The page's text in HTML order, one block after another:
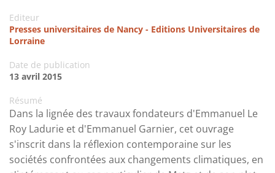
Editeur
Presses universitaires de Nancy - Editions Universitaires de
Lorraine
Date de publication
13 avril 2015
Résumé
Dans la lignée des travaux fondateurs d'Emmanuel Le
Roy Ladurie et d'Emmanuel Garnier, cet ouvrage
s'inscrit dans la réflexion contemporaine sur les
sociétés confrontées aux changements climatiques, en